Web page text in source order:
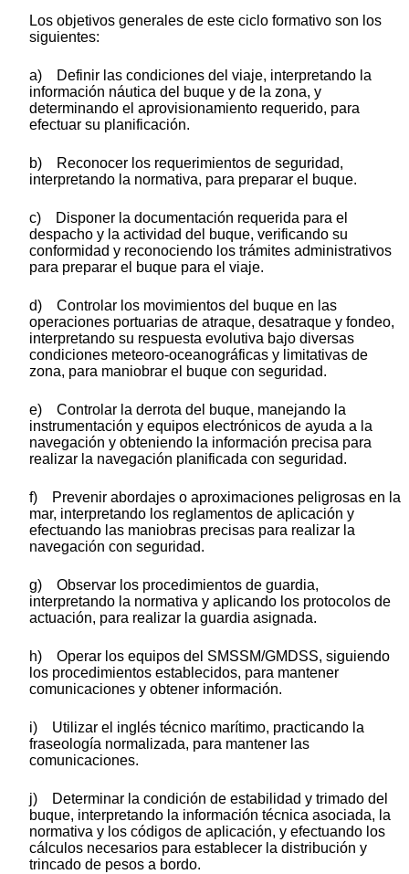
Los objetivos generales de este ciclo formativo son los
siguientes:
a) Definir las condiciones del viaje, interpretando la
información náutica del buque y de la zona, y
determinando el aprovisionamiento requerido, para
efectuar su planificación.
b) Reconocer los requerimientos de seguridad,
interpretando la normativa, para preparar el buque.
c) Disponer la documentación requerida para el
despacho y la actividad del buque, verificando su
conformidad y reconociendo los trámites administrativos
para preparar el buque para el viaje.
d) Controlar los movimientos del buque en las
operaciones portuarias de atraque, desatraque y fondeo,
interpretando su respuesta evolutiva bajo diversas
condiciones meteoro-oceanográficas y limitativas de
zona, para maniobrar el buque con seguridad.
e) Controlar la derrota del buque, manejando la
instrumentación y equipos electrónicos de ayuda a la
navegación y obteniendo la información precisa para
realizar la navegación planificada con seguridad.
f) Prevenir abordajes o aproximaciones peligrosas en la
mar, interpretando los reglamentos de aplicación y
efectuando las maniobras precisas para realizar la
navegación con seguridad.
g) Observar los procedimientos de guardia,
interpretando la normativa y aplicando los protocolos de
actuación, para realizar la guardia asignada.
h) Operar los equipos del SMSSM/GMDSS, siguiendo
los procedimientos establecidos, para mantener
comunicaciones y obtener información.
i) Utilizar el inglés técnico marítimo, practicando la
fraseología normalizada, para mantener las
comunicaciones.
j) Determinar la condición de estabilidad y trimado del
buque, interpretando la información técnica asociada, la
normativa y los códigos de aplicación, y efectuando los
cálculos necesarios para establecer la distribución y
trincado de pesos a bordo.